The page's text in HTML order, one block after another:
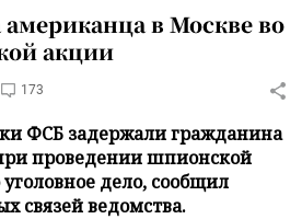
в Москве во
акции
173
ФСБ задержали гражданина
проведении шпионской
дело, сообщил
связей ведомства.